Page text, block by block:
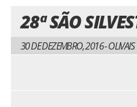
28ª SÃO
30 DE DEZEMBRO, 2016 - OLIVAIS